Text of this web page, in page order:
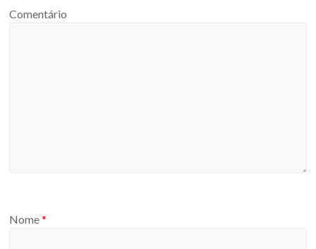
Comentário
Nome*